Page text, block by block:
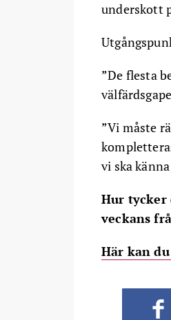
underskott
”De flesta
”Vi måste
vi ska
Hur tycker
veckans
Här kan